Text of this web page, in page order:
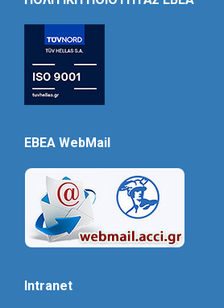
EBEA WebMail
Intranet